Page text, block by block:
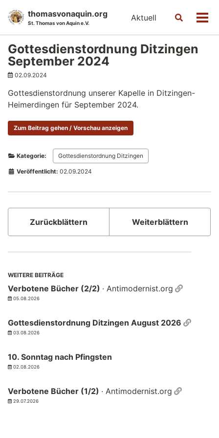
thomasvonaquin.org
St. Thomas von Aquin e.V.
Aktuell
Toggle
Gottesdienstordnung Ditzingen
September 2024
02.09.2024
Gottesdienstordnung unserer Kapelle in Ditzingen-
Heimerdingen für September 2024.
Zum Beitrag gehen / Vorschau anzeigen
Kategorie: Gottesdienstordnung Ditzingen
Veröffentlicht: 02.09.2024
Zurückblättern Weiterblättern
WEITERE BEITRÄGE
Verbotene Bücher (2/2) · Antimodernist.org
05.08.2026
Gottesdienstordnung Ditzingen August 2026
03.08.2026
10. Sonntag nach Pfingsten
02.08.2026
Verbotene Bücher (1/2) · Antimodernist.org Permalink
29.07.2026